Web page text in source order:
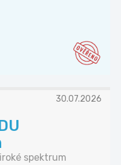
30.07.2026
spektrum